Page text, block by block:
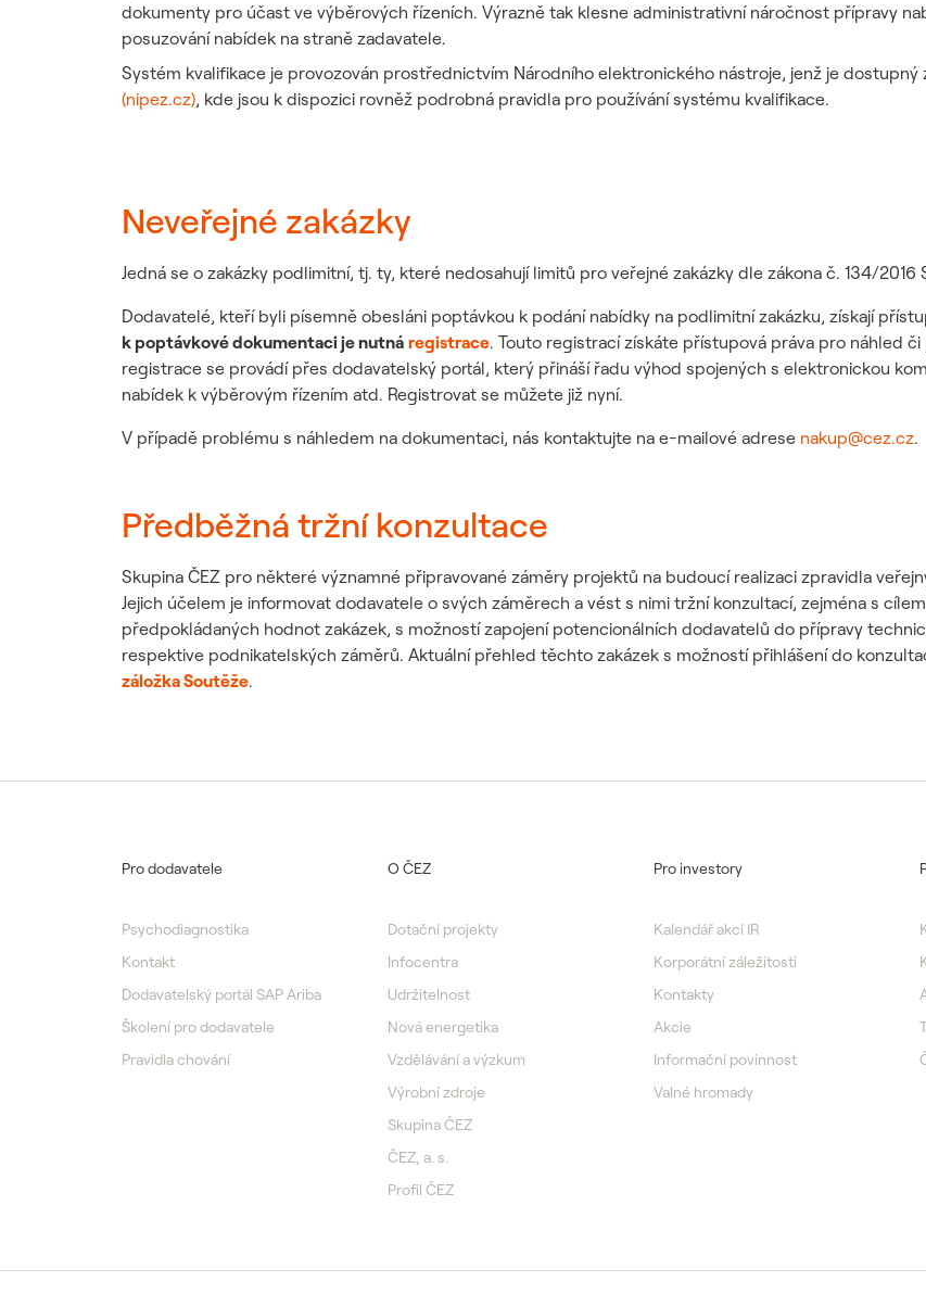
dokumenty pro účast ve výběrových řízeních. Výrazně tak klesne administrativní náročnost přípravy
posuzování nabídek na straně zadavatele.
Systém kvalifikace je provozován prostřednictvím Národního elektronického nástroje, jenž je dostupný
(nipez.cz), kde jsou k dispozici rovněž podrobná pravidla pro používání systému kvalifikace.
Neveřejné zakázky
Jedná se o zakázky podlimitní, tj. ty, které nedosahují limitů pro veřejné zakázky dle zákona č. 134/
Dodavatelé, kteří byli písemně obesláni poptávkou k podání nabídky na podlimitní zakázku, získají
k poptávkové dokumentaci je nutná registrace. Touto registrací získáte přístupová práva pro náhled
registrace se provádí přes dodavatelský portál, který přináší řadu výhod spojených s elektronickou
nabídek k výběrovým řízením atd. Registrovat se můžete již nyní.
V případě problému s náhledem na dokumentaci, nás kontaktujte na e-mailové adrese nakup@cez.cz.
Předběžná tržní konzultace
Skupina ČEZ pro některé významné připravované záměry projektů na budoucí realizaci zpravidla
Jejich účelem je informovat dodavatele o svých záměrech a vést s nimi tržní konzultací, zejména s
předpokládaných hodnot zakázek, s možností zapojení potencionálních dodavatelů do přípravy
respektive podnikatelských záměrů. Aktuální přehled těchto zakázek s možností přihlášení do
záložka Soutěže.
Pro dodavatele
Psychodiagnostika
Kontakt
Dodavatelský portál SAP Ariba
Školení pro dodavatele
Pravidla chování
O ČEZ
Dotační projekty
Infocentra
Udržitelnost
Nová energetika
Vzdělávání a výzkum
Výrobní zdroje
Skupina ČEZ
ČEZ, a. s.
Profil ČEZ
Pro investory
Kalendář akcí IR
Korporátní záležitosti
Kontakty
Akcie
Informační povinnost
Valné hromady